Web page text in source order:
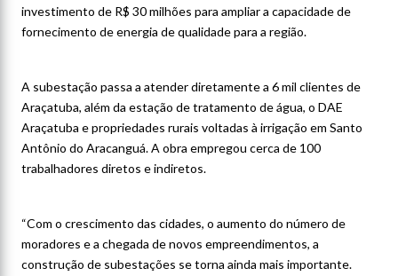
investimento de R$ 30 milhões para ampliar a capacidade de
fornecimento de energia de qualidade para a região.
A subestação passa a atender diretamente a 6 mil clientes de
Araçatuba, além da estação de tratamento de água, o DAE
Araçatuba e propriedades rurais voltadas à irrigação em Santo
Antônio do Aracanguá. A obra empregou cerca de 100
trabalhadores diretos e indiretos.
“Com o crescimento das cidades, o aumento do número de
moradores e a chegada de novos empreendimentos, a
construção de subestações se torna ainda mais importante.